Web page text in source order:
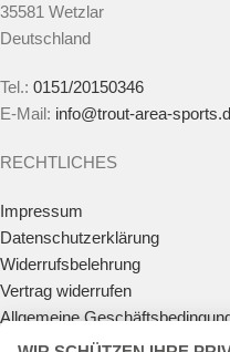
35581 Wetzlar
Deutschland
Tel.: 0151/20150346
E-Mail: info@trout-area-
RECHTLICHES
Impressum
Datenschutzerklärung
Widerrufsbelehrung
Vertrag widerrufen
Allgemeine
Zahlungsmöglichkeiten